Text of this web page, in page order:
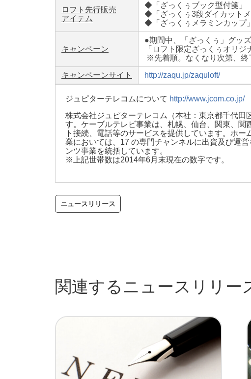
ロフト先行販売
アイテム
◆「ざっくぅブック型付箋」
◆「ざっくぅ3段ダイカットメ
◆「ざっくぅメラミンカッ
キャンペーン
●期間中、「ざっくぅ」グッ
「ロフト限定ざっくぅオリ
※先着順。なくなり次第、終
キャンペーンサイト http://zaqu.jp/zaquloft/
ジュピターテレコムについて http://www.jcom.co.jp/
株式会社ジュピターテレコム（本社：東京都千代
す。ケーブルテレビ事業は、札幌、仙台、関東、
ト接続、電話等のサービスを提供しています。ホ
業においては、17 の専門チャンネルに出資及び運
ンツ事業を統括しています。
※上記世帯数は2014年6月末現在の数字です。
ニュースリリース
関連するニュースリリー